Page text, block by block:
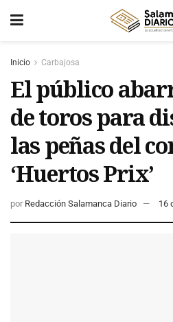
Inicio Carbajosa
El público
de toros para
las peñas del
‘Huertos Prix’
por Redacción Salamanca Diario 16